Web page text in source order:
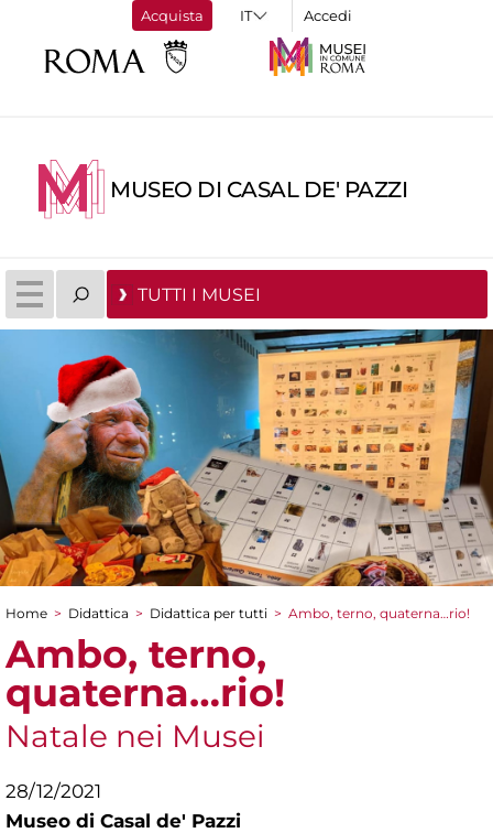
Acquista Accedi
MUSEO DI CASAL DE' PAZZI
TUTTI I MUSEI
Tu sei qui
Home > Didattica > Didattica per tutti > Ambo, terno, quaterna…rio!
Ambo, terno,
quaterna…rio!
Natale nei Musei
28/12/2021
Museo di Casal de' Pazzi